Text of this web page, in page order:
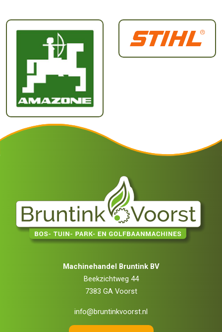
Machinehandel Bruntink BV
Beekzichtweg 44
7383 GA Voorst
info@bruntinkvoorst.nl